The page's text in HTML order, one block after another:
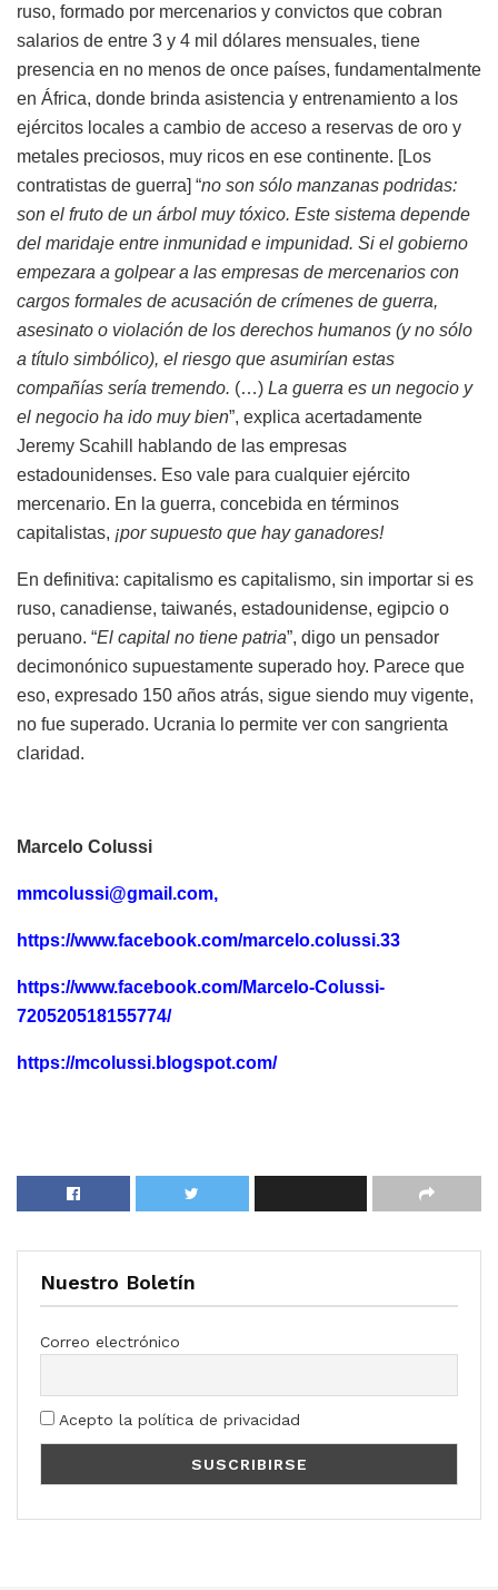
ruso, formado por mercenarios y convictos que cobran
salarios de entre 3 y 4 mil dólares mensuales, tiene
presencia en no menos de once países, fundamentalmente
en África, donde brinda asistencia y entrenamiento a los
ejércitos locales a cambio de acceso a reservas de oro y
metales preciosos, muy ricos en ese continente. [Los
contratistas de guerra] “no son sólo manzanas podridas:
son el fruto de un árbol muy tóxico. Este sistema depende
del maridaje entre inmunidad e impunidad. Si el gobierno
empezara a golpear a las empresas de mercenarios con
cargos formales de acusación de crímenes de guerra,
asesinato o violación de los derechos humanos (y no sólo
a título simbólico), el riesgo que asumirían estas
compañías sería tremendo. (…) La guerra es un negocio y
el negocio ha ido muy bien”, explica acertadamente
Jeremy Scahill hablando de las empresas
estadounidenses. Eso vale para cualquier ejército
mercenario. En la guerra, concebida en términos
capitalistas, ¡por supuesto que hay ganadores!
En definitiva: capitalismo es capitalismo, sin importar si es
ruso, canadiense, taiwanés, estadounidense, egipcio o
peruano. “El capital no tiene patria”, digo un pensador
decimonónico supuestamente superado hoy. Parece que
eso, expresado 150 años atrás, sigue siendo muy vigente,
no fue superado. Ucrania lo permite ver con sangrienta
claridad.
Marcelo Colussi
mmcolussi@gmail.com,
https://www.facebook.com/marcelo.colussi.33
https://www.facebook.com/Marcelo-Colussi-
720520518155774/
https://mcolussi.blogspot.com/
Nuestro Boletín
Correo electrónico
Acepto la política de privacidad